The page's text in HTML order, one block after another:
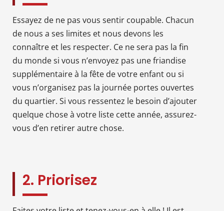
Essayez de ne pas vous sentir coupable. Chacun
de nous a ses limites et nous devons les
connaître et les respecter. Ce ne sera pas la fin
du monde si vous n’envoyez pas une friandise
supplémentaire à la fête de votre enfant ou si
vous n’organisez pas la journée portes ouvertes
du quartier. Si vous ressentez le besoin d’ajouter
quelque chose à votre liste cette année, assurez-
vous d’en retirer autre chose.
2. Priorisez